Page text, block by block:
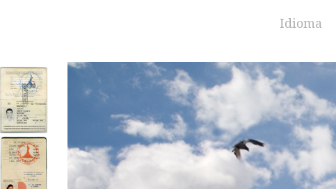
Idioma